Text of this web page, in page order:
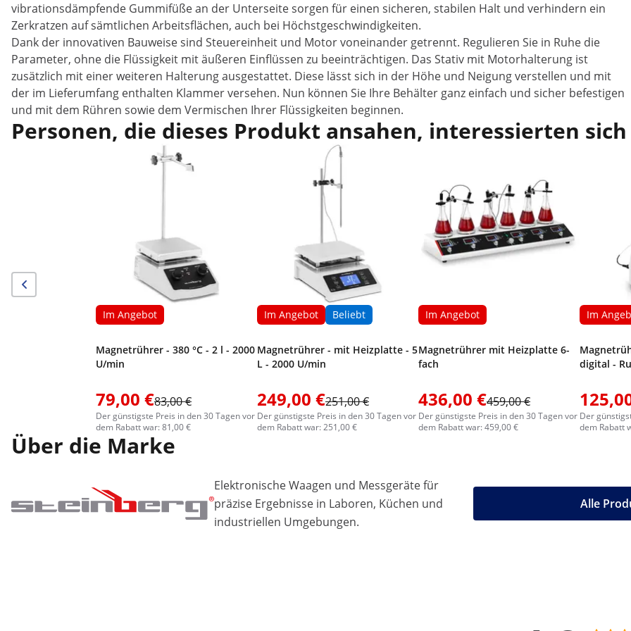
vibrationsdämpfende Gummifüße an der Unterseite sorgen für einen sicheren, stabilen Halt und verhindern ein
Zerkratzen auf sämtlichen Arbeitsflächen, auch bei Höchstgeschwindigkeiten.
Dank der innovativen Bauweise sind Steuereinheit und Motor voneinander getrennt. Regulieren Sie in Ruhe die
Parameter, ohne die Flüssigkeit mit äußeren Einflüssen zu beeinträchtigen. Das Stativ mit Motorhalterung ist
zusätzlich mit einer weiteren Halterung ausgestattet. Diese lässt sich in der Höhe und Neigung verstellen und mit
der im Lieferumfang enthalten Klammer versehen. Nun können Sie Ihre Behälter ganz einfach und sicher befestigen
und mit dem Rühren sowie dem Vermischen Ihrer Flüssigkeiten beginnen.
Personen, die dieses Produkt ansahen, interessierten
Im Angebot
Magnetrührer - 380 °C - 2 l - 2000
U/min
79,00 €83,00 €
Der günstigste Preis in den 30 Tagen vor
dem Rabatt war: 81,00 €
Im Angebot Beliebt
Magnetrührer - mit Heizplatte - 5
L - 2000 U/min
249,00 €251,00 €
Der günstigste Preis in den 30 Tagen vor
dem Rabatt war: 251,00 €
Im Angebot
Magnetrührer mit Heizplatte 6-
fach
436,00 €459,00 €
Der günstigste Preis in den 30 Tagen vor
dem Rabatt war: 459,00 €
Im
digital -
Der
dem Rabatt
Über die Marke
Elektronische Waagen und Messgeräte für
präzise Ergebnisse in Laboren, Küchen und
industriellen Umgebungen.
Alle